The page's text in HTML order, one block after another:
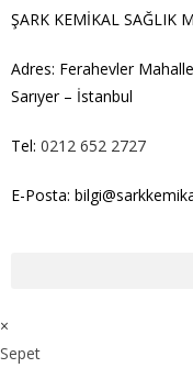
ŞARK KEMİKAL SAĞLIK
Adres: Ferahevler
Sarıyer – İstanbul
Tel: 0212 652 2727
E-Posta:
×
Sepet